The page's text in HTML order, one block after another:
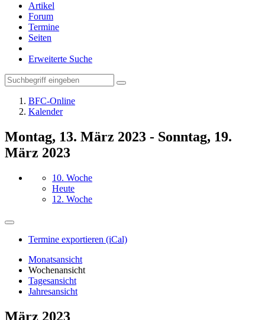
Artikel
Forum
Termine
Seiten
Erweiterte Suche
BFC-Online
Kalender
Montag, 13. März 2023 - Sonntag, 19.
März 2023
10. Woche
Heute
12. Woche
Termine exportieren (iCal)
Monatsansicht
Wochenansicht
Tagesansicht
Jahresansicht
März 2023